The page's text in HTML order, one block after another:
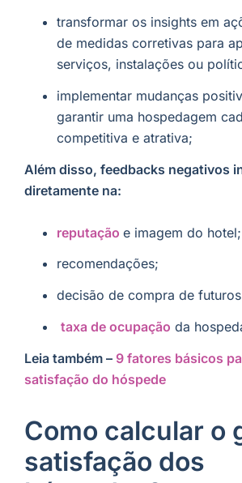
transformar os insights em
de medidas corretivas para
serviços, instalações ou
implementar mudanças
garantir uma hospedagem
competitiva e atrativa;
Além disso, feedbacks negativos
diretamente na:
reputação e imagem do hotel;
recomendações;
decisão de compra de
taxa de ocupação da
Leia também – 9 fatores básicos
satisfação do hóspede
Como calcular o
satisfação dos